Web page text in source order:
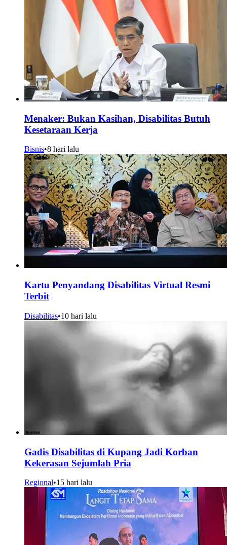
Menaker: Bukan Kasihan, Disabilitas Butuh
Kesetaraan Kerja
Bisnis•8 hari lalu
Kartu Penyandang Disabilitas Virtual Resmi
Terbit
Disabilitas•10 hari lalu
Gadis Disabilitas di Kupang Jadi Korban
Kekerasan Sejumlah Pria
Regional•15 hari lalu